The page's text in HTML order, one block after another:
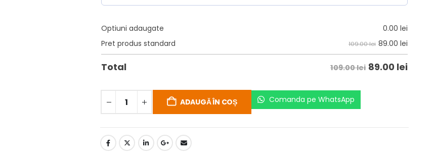
Optiuni adaugate 0.00 lei
Pret produs standard
109.00 lei 89.00 lei
Total 109.00 lei 89.00 lei
ADAUGĂ ÎN COȘ Comanda pe WhatsApp